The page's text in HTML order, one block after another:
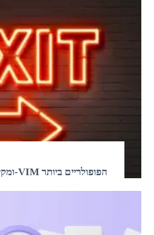
כיצד לצאת מ-VIM ומקיצורי ה-VIM הפופולריים ביותר